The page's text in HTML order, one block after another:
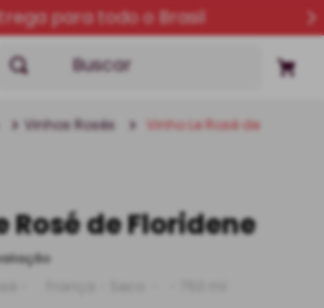
para todo o Brasil
Buscar
Vinhos Rosés
Vinho Le Rosé de
Rosé de Floridene